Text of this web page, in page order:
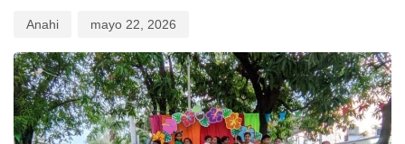
Anahi mayo 22, 2026